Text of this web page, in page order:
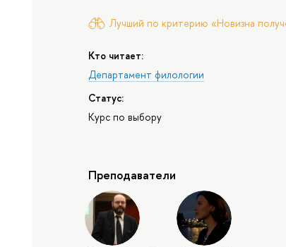
Лучший по критерию «Новизна
Кто читает:
Департамент филологии
Статус:
Курс по выбору
Преподаватели